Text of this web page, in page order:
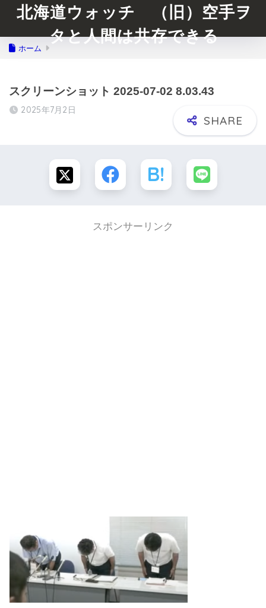
北海道ウォッチ （旧）空手ヲ
タと人間は共存できる
ホーム
スクリーンショット 2025-07-02 8.03.43
2025年7月2日
スポンサーリンク